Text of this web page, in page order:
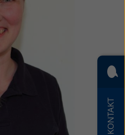
KONTAKT